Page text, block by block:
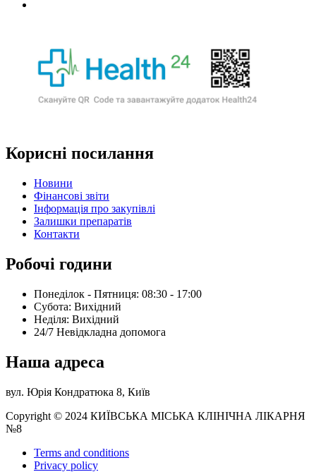
Корисні посилання
Новини
Фінансові звіти
Інформація про закупівлі
Залишки препаратів
Контакти
Робочі години
Понеділок - Пятниця: 08:30 - 17:00
Субота: Вихідний
Нeділя: Вихідний
24/7 Невідкладна допомога
Наша адреса
вул. Юрія Кондратюка 8, Київ
Copyright © 2024 КИЇВСЬКА МІСЬКА КЛІНІЧНА ЛІКАРНЯ
№8
Terms and conditions
Privacy policy